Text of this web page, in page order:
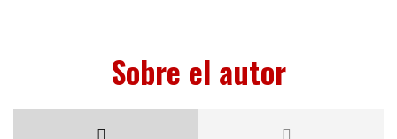
Sobre el autor